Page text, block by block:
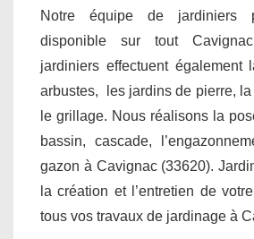
Notre équipe de jardiniers
disponible sur tout
jardiniers effectuent également
arbustes, les jardins de pierre,
le grillage. Nous réalisons la
bassin, cascade,
gazon à Cavignac (33620).
la création et l’entretien de
tous vos travaux de jardinage à